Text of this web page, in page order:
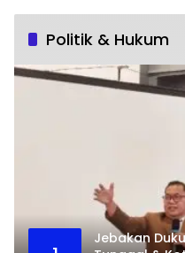
Politik & Hukum
Jebakan